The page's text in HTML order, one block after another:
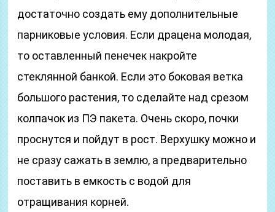
достаточно создать ему дополнительные
парниковые условия. Если драцена молодая,
то оставленный пенечек накройте
стеклянной банкой. Если это боковая ветка
большого растения, то сделайте над срезом
колпачок из ПЭ пакета. Очень скоро, почки
проснутся и пойдут в рост. Верхушку можно и
не сразу сажать в землю, а предварительно
поставить в емкость с водой для
отращивания корней.